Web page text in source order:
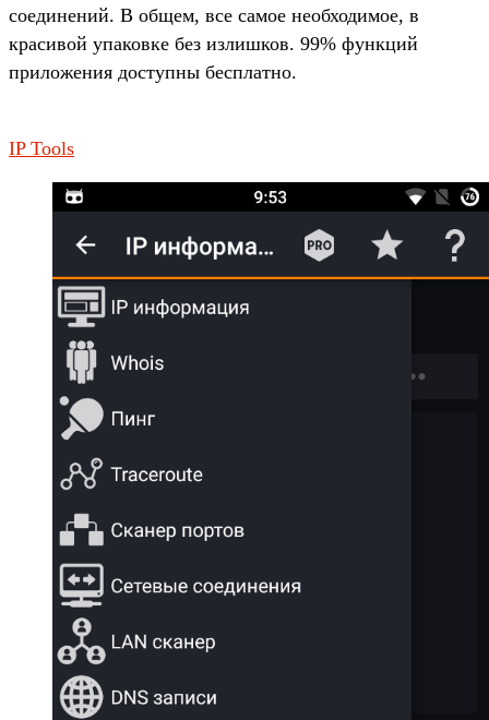
соединений. В общем, все самое необходимое, в
красивой упаковке без излишков. 99% функций
приложения доступны бесплатно.
IP Tools